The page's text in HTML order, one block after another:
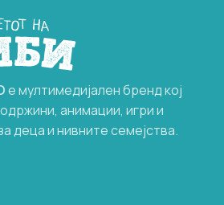
и весела
дома, со
обезбедува
удобност.
број 1,8 и 9
е мултимедијален бренд кој
анимации, игри и
деца и нивните семејства.